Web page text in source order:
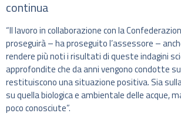
continua
“Il lavoro in collaborazione con la
proseguirà – ha proseguito l’assessore –
rendere più noti i risultati di queste indagini
approfondite che da anni vengono condotte
restituiscono una situazione positiva. Sia
su quella biologica e ambientale delle acque,
poco conosciute”.